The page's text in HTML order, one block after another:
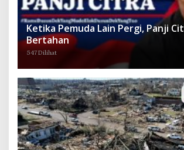
Ketika Pemuda Lain Pergi, Panji
Bertahan
547 Dilihat